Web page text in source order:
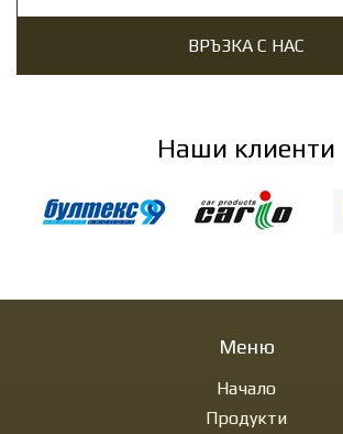
ВРЪЗКА С НАС
Наши клиенти
Меню
Начало
Продукти